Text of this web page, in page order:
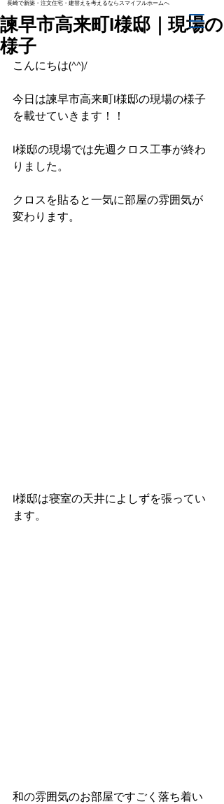
長崎で新築・注文住宅・建替えを考えるならスマイフルホームへ
諫早市高来町I様邸｜現場の
様子
こんにちは(^^)/
今日は諫早市高来町I様邸の現場の様子
を載せていきます！！
I様邸の現場では先週クロス工事が終わ
りました。
クロスを貼ると一気に部屋の雰囲気が
変わります。
I様邸は寝室の天井によしずを張ってい
ます。
和の雰囲気のお部屋ですごく落ち着い